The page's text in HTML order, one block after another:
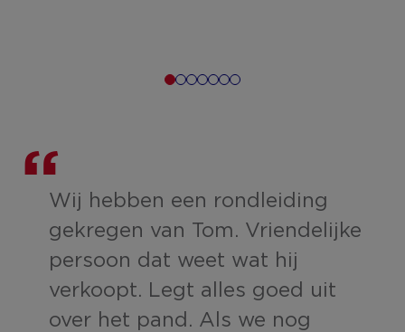
Wij hebben een rondleiding
gekregen van Tom. Vriendelijke
persoon dat weet wat hij
verkoopt. Legt alles goed uit
over het pand. Als we nog